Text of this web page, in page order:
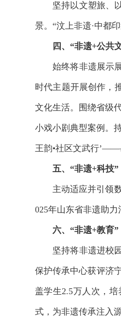
坚持以文塑旅、
景。“汶上非遗·中都
四、“非遗+公共
始终将非遗展示
时代主题开展创作，
文化生活。围绕省级
小戏小剧典型案例。
王韵•社区⽂武⾏’——
五、“非遗+科技
主动适应并引领
025年山东省非遗助
六、“非遗+教育
坚持将非遗进校
保护传承中心获评济
盖学生2.5万人次，
式，为非遗传承注入